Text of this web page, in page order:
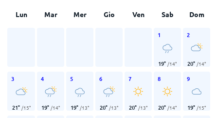
Lun Mar Mer Gio Ven Sab Dom
1
19° /14°
2
20° /14°
3
21° /15°
4
19° /14°
5
19° /13°
6
20° /13°
7
20° /13°
8
20° /14°
9
19° /15°